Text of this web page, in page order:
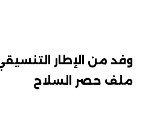
وفد من الإطار
ملف حصر السلاح